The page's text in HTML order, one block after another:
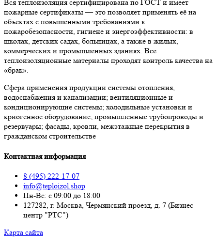
Вся теплоизоляция сертифицирована по ГОСТ и имеет
пожарные сертификаты — это позволяет применять её на
объектах с повышенными требованиями к
пожаробезопасности, гигиене и энергоэффективности: в
школах, детских садах, больницах, а также в жилых,
коммерческих и промышленных зданиях. Все
теплоизоляционные материалы проходят контроль качества на
«брак».
Сфера применения продукции системы отопления,
водоснабжения и канализации; вентиляционные и
кондиционирующие системы; холодильные установки и
криогенное оборудование; промышленные трубопроводы и
резервуары; фасады, кровли, межэтажные перекрытия в
гражданском строительстве
Контактная информация
8 (495) 222-17-07
info@teploizol.shop
Пн-Вс: с 09:00 до 18:00
127282, г. Москва, Чермянский проезд, д. 7 (Бизнес
центр "РТС")
Карта сайта